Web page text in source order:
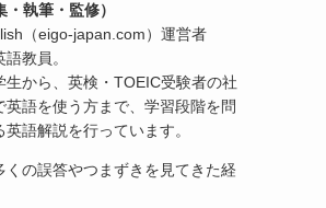
執筆・監修）
（eigo-japan.com）運営者
教員。
生から、英検・TOEIC受験者の社
英語を使う方まで、学習段階を問
語解説を行っています。
くの誤答やつまずきを見てきた経